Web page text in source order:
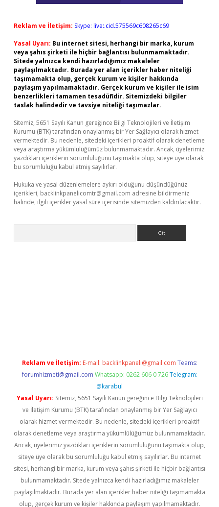
Reklam ve İletişim: Skype: live:.cid.575569c608265c69
Yasal Uyarı: Bu internet sitesi, herhangi bir marka, kurum
veya şahıs şirketi ile hiçbir bağlantısı bulunmamaktadır.
Sitede yalnızca kendi hazırladığımız makaleler
paylaşılmaktadır. Burada yer alan içerikler haber niteliği
taşımamakta olup, gerçek kurum ve kişiler hakkında
paylaşım yapılmamaktadır. Gerçek kurum ve kişiler ile isim
benzerlikleri tamamen tesadüfidir. Sitemizdeki bilgiler
taslak halindedir ve tavsiye niteliği taşımazlar.
Sitemiz, 5651 Sayılı Kanun gereğince Bilgi Teknolojileri ve İletişim
Kurumu (BTK) tarafından onaylanmış bir Yer Sağlayıcı olarak hizmet
vermektedir. Bu nedenle, sitedeki içerikleri proaktif olarak denetleme
veya araştırma yükümlülüğümüz bulunmamaktadır. Ancak, üyelerimiz
yazdıkları içeriklerin sorumluluğunu taşımakta olup, siteye üye olarak
bu sorumluluğu kabul etmiş sayılırlar.
Hukuka ve yasal düzenlemelere aykırı olduğunu düşündüğünüz
içerikleri, backlinkpanelicomtr@gmail.com adresine bildirmeniz
halinde, ilgili içerikler yasal süre içerisinde sitemizden kaldırılacaktır.
Reklam ve İletişim: E-mail: backlinkpaneli@gmail.com Teams:
forumhizmeti@gmail.com Whatsapp: 0262 606 0 726 Telegram:
@karabul
Yasal Uyarı: Sitemiz, 5651 Sayılı Kanun gereğince Bilgi Teknolojileri
ve İletişim Kurumu (BTK) tarafından onaylanmış bir Yer Sağlayıcı
olarak hizmet vermektedir. Bu nedenle, sitedeki içerikleri proaktif
olarak denetleme veya araştırma yükümlülüğümüz bulunmamaktadır.
Ancak, üyelerimiz yazdıkları içeriklerin sorumluluğunu taşımakta olup,
siteye üye olarak bu sorumluluğu kabul etmiş sayılırlar. Bu internet
sitesi, herhangi bir marka, kurum veya şahıs şirketi ile hiçbir bağlantısı
bulunmamaktadır. Sitede yalnızca kendi hazırladığımız makaleler
paylaşılmaktadır. Burada yer alan içerikler haber niteliği taşımamakta
olup, gerçek kurum ve kişiler hakkında paylaşım yapılmamaktadır.